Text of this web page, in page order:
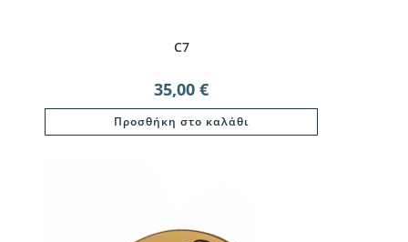
C7
35,00 €
Προσθήκη στο καλάθι